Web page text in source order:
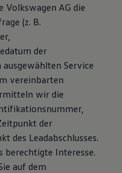
AG die
(z. B.
der
Service
vereinbarten
wir die
der
des Leadabschlusses.
berechtigte Interesse.
auf dem